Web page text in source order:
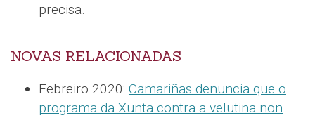
precisa.
NOVAS RELACIONADAS
Febreiro 2020: Camariñas denuncia que o
programa da Xunta contra a velutina non